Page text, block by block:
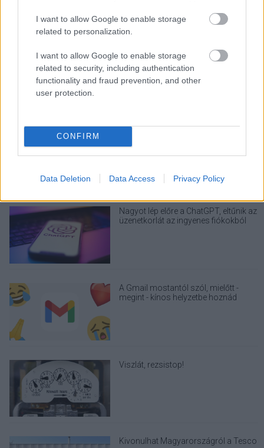
I want to allow Google to enable storage
related to personalization.
I want to allow Google to enable storage
related to security, including authentication
functionality and fraud prevention, and other
user protection.
CONFIRM
Data Deletion Data Access Privacy Policy
LEGOLVASOTTABBAK
A Microsoft szép csendben eltüntette
a Windows 32 GB RAM-ot ajánló
útmutatóját
sem vált meg a család farmjától,
hogy egy AI cég adatközpontot
Nagyot lép előre a ChatGPT, eltűnik az
üzenetkorlát az ingyenes fiókokból
A Gmail mostantól szól, mielőtt -
megint - kínos helyzetbe hoznád
Viszlát, rezsistop!
Kivonulhat Magyarországról a Tesco